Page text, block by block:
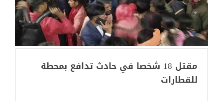
مقتل 18 شخصا في حادث تدافع بمحطة
للقطارات